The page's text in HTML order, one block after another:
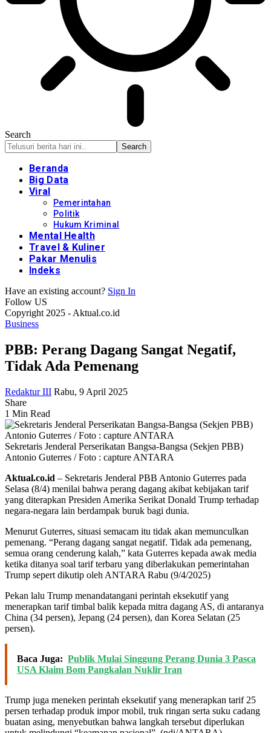
Search
Beranda
Big Data
Viral
Pemerintahan
Politik
Hukum Kriminal
Mental Health
Travel & Kuliner
Pakar Menulis
Indeks
Have an existing account? Sign In
Follow US
Copyright 2025 - Aktual.co.id
Business
PBB: Perang Dagang Sangat Negatif,
Tidak Ada Pemenang
Redaktur III Rabu, 9 April 2025
Share
1 Min Read
Sekretaris Jenderal Perserikatan Bangsa-Bangsa (Sekjen PBB)
Antonio Guterres / Foto : capture ANTARA
Aktual.co.id – Sekretaris Jenderal PBB Antonio Guterres pada
Selasa (8/4) menilai bahwa perang dagang akibat kebijakan tarif
yang diterapkan Presiden Amerika Serikat Donald Trump terhadap
negara-negara lain berdampak buruk bagi dunia.
Menurut Guterres, situasi semacam itu tidak akan memunculkan
pemenang. “Perang dagang sangat negatif. Tidak ada pemenang,
semua orang cenderung kalah,” kata Guterres kepada awak media
ketika ditanya soal tarif terbaru yang diberlakukan pemerintahan
Trump sepert dikutip oleh ANTARA Rabu (9/4/2025)
Pekan lalu Trump menandatangani perintah eksekutif yang
menerapkan tarif timbal balik kepada mitra dagang AS, di antaranya
China (34 persen), Jepang (24 persen), dan Korea Selatan (25
persen).
Baca Juga: Publik Mulai Singgung Perang Dunia 3 Pasca
USA Klaim Bom Pangkalan Nuklir Iran
Trump juga meneken perintah eksekutif yang menerapkan tarif 25
persen terhadap produk impor mobil, truk ringan serta suku cadang
buatan asing, menyebutkan bahwa langkah tersebut diperlukan